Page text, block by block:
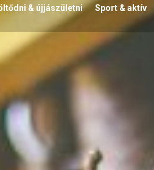
& újjászületni Sport & aktív